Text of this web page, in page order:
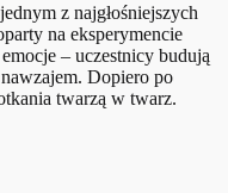
jednym z najgłośniejszych
na eksperymencie
– uczestnicy budują
Dopiero po
twarzą w twarz.